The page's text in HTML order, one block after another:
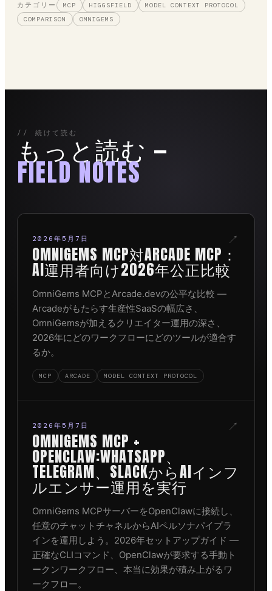
カテゴリー MCP HIGGSFIELD
MODEL CONTEXT PROTOCOL
COMPARISON
OMNIGEMS
// 続けて読む
もっと読む —
FIELD NOTES
2026年5月7日 ↗
OMNIGEMS MCP対ARCADE MCP：
AI運用者向け2026年公正比較
OmniGems MCPとArcade.devの公平な比較 —
Arcadeがもたらす生産性SaaSの幅広さ、
OmniGemsが加えるクリエイター運用の深さ、
2026年にどのワークフローにどのツールが適合す
るか。
MCP ARCADE MODEL CONTEXT PROTOCOL
2026年5月7日 ↗
OMNIGEMS MCP +
OPENCLAW:WHATSAPP、
TELEGRAM、SLACKからAIインフ
ルエンサー運用を実行
OmniGems MCPサーバーをOpenClawに接続し、
任意のチャットチャネルからAIペルソナパイプラ
インを運用しよう。2026年セットアップガイド —
正確なCLIコマンド、OpenClawが要求する手動ト
ークンワークフロー、本当に効果が積み上がるワ
ークフロー。